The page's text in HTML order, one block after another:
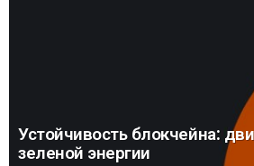
Устойчивость блокчейна:
зеленой энергии